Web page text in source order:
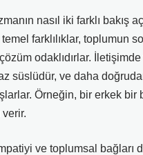
nasıl iki farklı bakış
temel farklılıklar,
odaklıdırlar.
süslüdür, ve daha
Örneğin, bir erkek bir
verir.
ve toplumsal bağları